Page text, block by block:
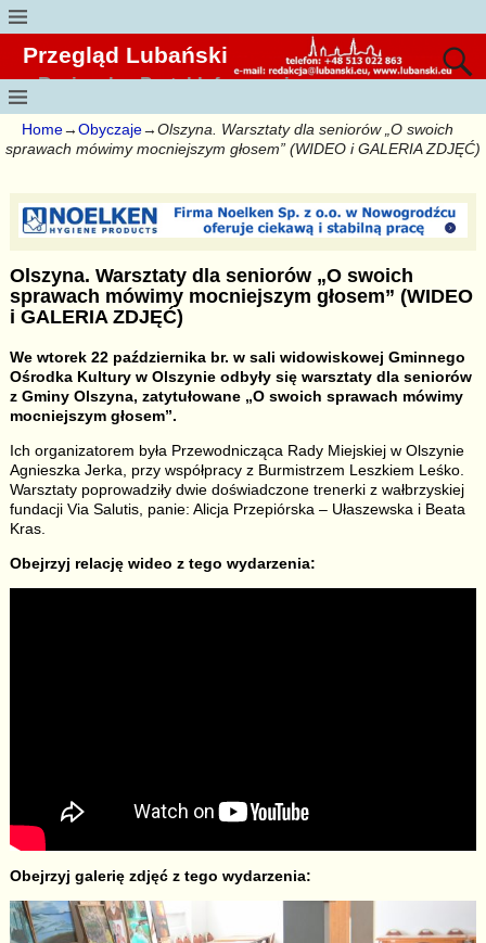
Przegląd Lubański
Regionalny Portal Informacyjny
Home→Obyczaje→Olszyna. Warsztaty dla seniorów „O swoich
sprawach mówimy mocniejszym głosem” (WIDEO i GALERIA ZDJĘĆ)
Olszyna. Warsztaty dla seniorów „O swoich
sprawach mówimy mocniejszym głosem” (WIDEO
i GALERIA ZDJĘĆ)
We wtorek 22 października br. w sali widowiskowej Gminnego
Ośrodka Kultury w Olszynie odbyły się warsztaty dla seniorów
z Gminy Olszyna, zatytułowane „O swoich sprawach mówimy
mocniejszym głosem”.
Ich organizatorem była Przewodnicząca Rady Miejskiej w Olszynie
Agnieszka Jerka, przy współpracy z Burmistrzem Leszkiem Leśko.
Warsztaty poprowadziły dwie doświadczone trenerki z wałbrzyskiej
fundacji Via Salutis, panie: Alicja Przepiórska – Ułaszewska i Beata
Kras.
Obejrzyj relację wideo z tego wydarzenia:
Obejrzyj galerię zdjęć z tego wydarzenia: